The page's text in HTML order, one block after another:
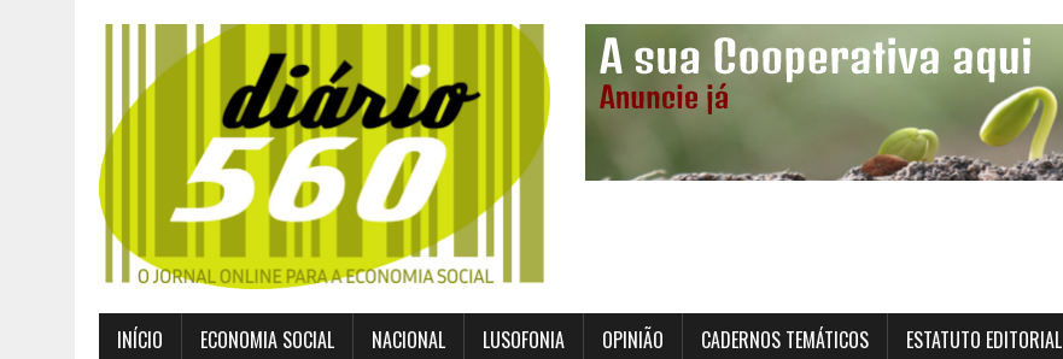
INÍCIO ECONOMIA SOCIAL NACIONAL LUSOFONIA OPINIÃO CADERNOS TEMÁTICOS ESTATUTO EDITORIAL